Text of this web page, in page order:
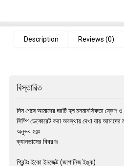
Description Reviews (0)
বিস্তারিত
দিন শেষে আমাদের ঘরটি হল মনমানসিকতা ফ্রেশ
সিম্পি ডেকোরেট করা অবস্থায় দেখা যায়
অনুভব
ক্যানভাসের বিবরণঃ
প্রিন্টঃ ইকো ইনজেক্ট (জাপানিজ ইঙ্ক)